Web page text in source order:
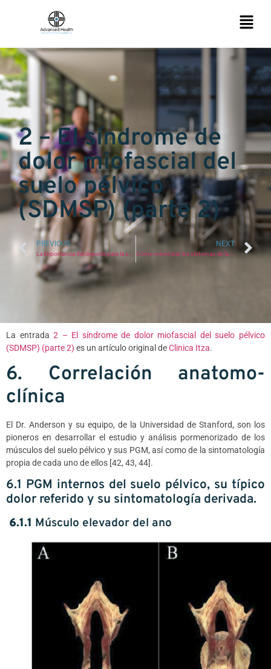
2 – El síndrome de
dolor miofascial del
suelo pélvico
(SDMSP) (parte 2)
PREVIOUS NEXT
La entrada2 – El síndrome de dolor miofascial del suelo pélvico
(SDMSP) (parte 2) es un artículo original deClinica Itza.
6. Correlación anatomo-
clínica
El Dr. Anderson y su equipo, de la Universidad de Stanford, son los
pioneros en desarrollar el estudio y análisis pormenorizado de los
músculos del suelo pélvico y sus PGM, así como de la sintomatología
propia de cada uno de ellos [42, 43, 44].
6.1 PGM internos del suelo pélvico, su típico
dolor referido y su sintomatología derivada.
6.1.1 Músculo elevador del ano